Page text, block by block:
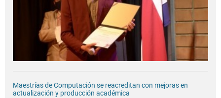
Maestrías de Computación se reacreditan con mejoras en
actualización y producción académica